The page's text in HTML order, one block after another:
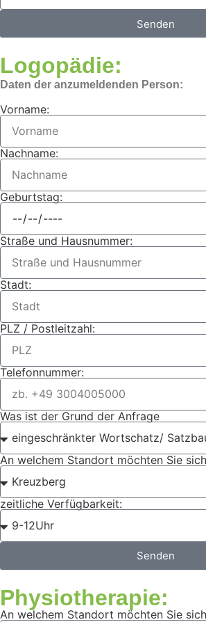
Senden
Logopädie:
Daten der anzumeldenden Person:
Vorname:
Nachname:
Geburtstag:
Straße und Hausnummer:
Stadt:
PLZ / Postleitzahl:
Telefonnummer:
Was ist der Grund der Anfrage
An welchem Standort möchten Sie
zeitliche Verfügbarkeit:
Senden
Physiotherapie:
An welchem Standort möchten Sie